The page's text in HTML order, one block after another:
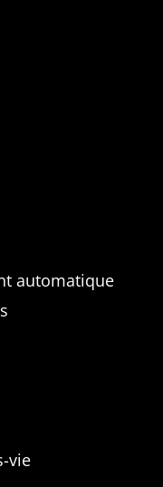
automatique
vie